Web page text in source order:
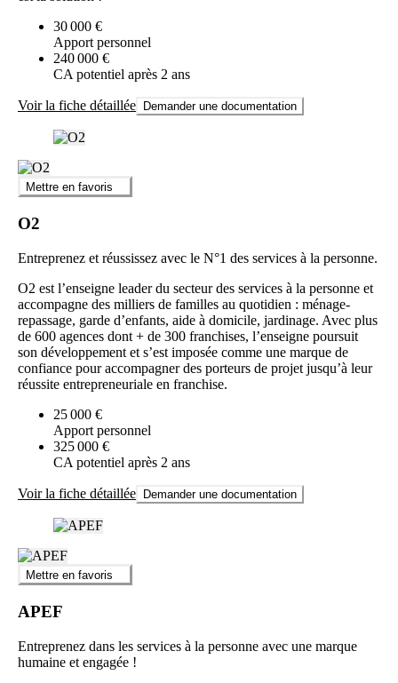
30 000 €
Apport personnel
240 000 €
CA potentiel après 2 ans
Voir la fiche détaillée Demander une documentation
Mettre en favoris
O2
Entreprenez et réussissez avec le N°1 des services à la personne.
O2 est l’enseigne leader du secteur des services à la personne et
accompagne des milliers de familles au quotidien : ménage-
repassage, garde d’enfants, aide à domicile, jardinage. Avec plus
de 600 agences dont + de 300 franchises, l’enseigne poursuit
son développement et s’est imposée comme une marque de
confiance pour accompagner des porteurs de projet jusqu’à leur
réussite entrepreneuriale en franchise.
25 000 €
Apport personnel
325 000 €
CA potentiel après 2 ans
Voir la fiche détaillée Demander une documentation
Mettre en favoris
APEF
Entreprenez dans les services à la personne avec une marque
humaine et engagée !